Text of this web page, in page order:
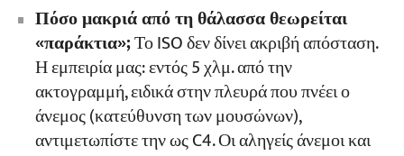
Πόσο μακριά από τη θάλασσα θεωρείται
«παράκτια»;Το ISO δεν δίνει ακριβή απόσταση.
Η εμπειρία μας: εντός 5 χλμ. από την
ακτογραμμή, ειδικά στην πλευρά που πνέει ο
άνεμος (κατεύθυνση των μουσώνων),
αντιμετωπίστε την ως C4. Οι αληγείς άνεμοι και